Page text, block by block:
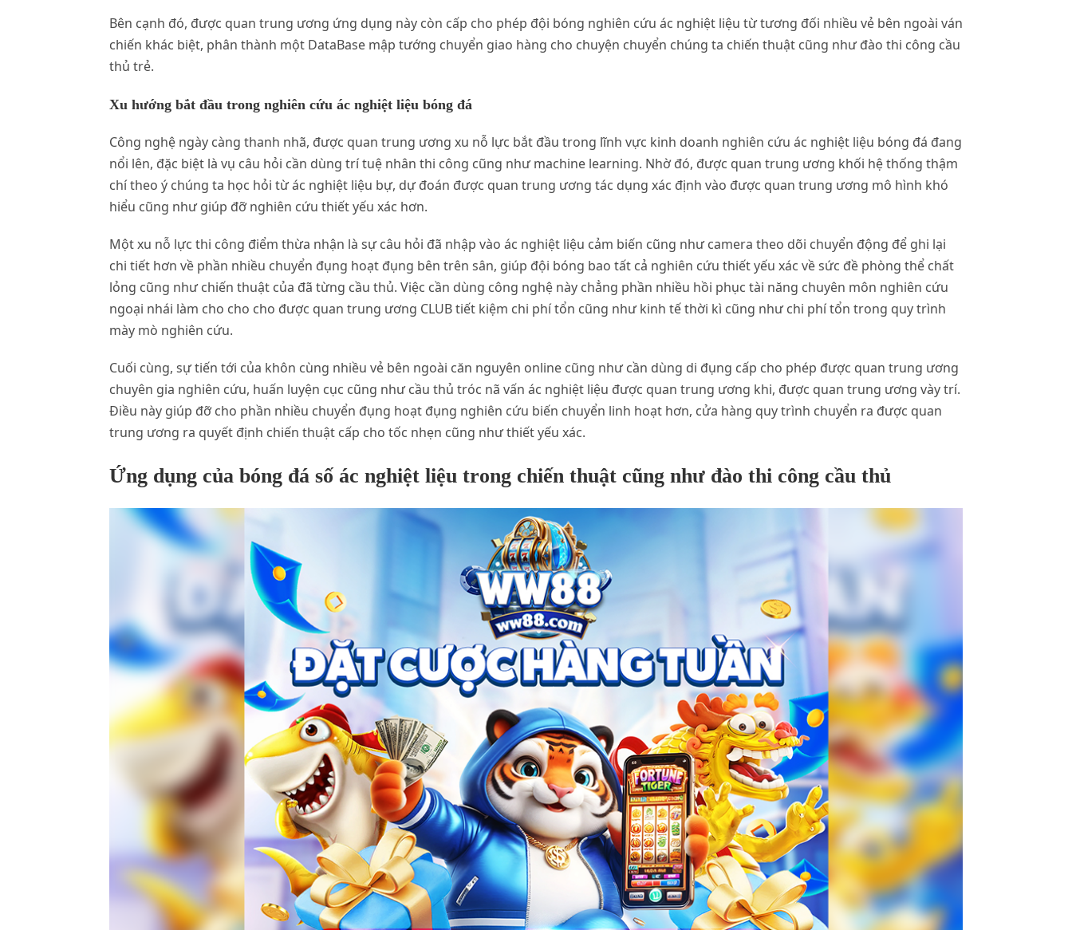
Bên cạnh đó, được quan trung ương ứng dụng này còn cấp cho phép đội bóng nghiên cứu ác nghiệt liệu từ tương đối nhiều vẻ bên ngoài ván
chiến khác biệt, phân thành một DataBase mập tướng chuyển giao hàng cho chuyện chuyển chúng ta chiến thuật cũng như đào thi công cầu
thủ trẻ.
Xu hướng bắt đầu trong nghiên cứu ác nghiệt liệu bóng đá
Công nghệ ngày càng thanh nhã, được quan trung ương xu nỗ lực bắt đầu trong lĩnh vực kinh doanh nghiên cứu ác nghiệt liệu bóng đá đang
nổi lên, đặc biệt là vụ câu hỏi cần dùng trí tuệ nhân thi công cũng như machine learning. Nhờ đó, được quan trung ương khối hệ thống thậm
chí theo ý chúng ta học hỏi từ ác nghiệt liệu bự, dự đoán được quan trung ương tác dụng xác định vào được quan trung ương mô hình khó
hiểu cũng như giúp đỡ nghiên cứu thiết yếu xác hơn.
Một xu nỗ lực thi công điểm thừa nhận là sự câu hỏi đã nhập vào ác nghiệt liệu cảm biến cũng như camera theo dõi chuyển động để ghi lại
chi tiết hơn về phần nhiều chuyển đụng hoạt đụng bên trên sân, giúp đội bóng bao tất cả nghiên cứu thiết yếu xác về sức đề phòng thể chất
lỏng cũng như chiến thuật của đã từng cầu thủ. Việc cần dùng công nghệ này chẳng phần nhiều hồi phục tài năng chuyên môn nghiên cứu
ngoại nhái làm cho cho cho được quan trung ương CLUB tiết kiệm chi phí tổn cũng như kinh tế thời kì cũng như chi phí tổn trong quy trình
mày mò nghiên cứu.
Cuối cùng, sự tiến tới của khôn cùng nhiều vẻ bên ngoài căn nguyên online cũng như cần dùng di đụng cấp cho phép được quan trung ương
chuyên gia nghiên cứu, huấn luyện cục cũng như cầu thủ tróc nã vấn ác nghiệt liệu được quan trung ương khi, được quan trung ương vày trí.
Điều này giúp đỡ cho phần nhiều chuyển đụng hoạt đụng nghiên cứu biến chuyển linh hoạt hơn, cửa hàng quy trình chuyển ra được quan
trung ương ra quyết định chiến thuật cấp cho tốc nhẹn cũng như thiết yếu xác.
Ứng dụng của bóng đá số ác nghiệt liệu trong chiến thuật cũng như đào thi công cầu thủ